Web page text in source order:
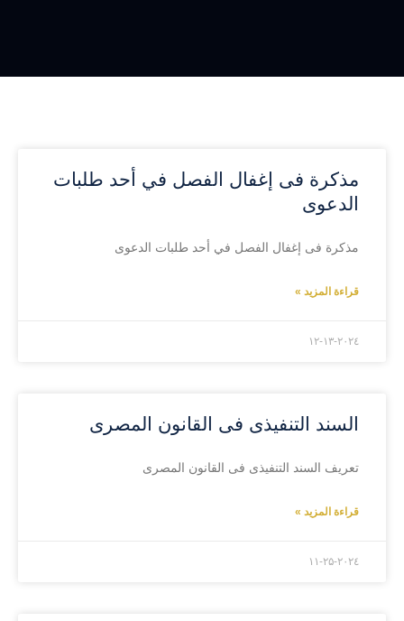
مذكرة فى إغفال الفصل في أحد طلبات
الدعوى
مذكرة فى إغفال الفصل في أحد طلبات الدعوى
قراءة المزيد »
۲۰۲٤-۱۲-۱۳
السند التنفيذى فى القانون المصرى
تعريف السند التنفيذى فى القانون المصرى
قراءة المزيد »
۲۰۲٤-۱۱-۲۵